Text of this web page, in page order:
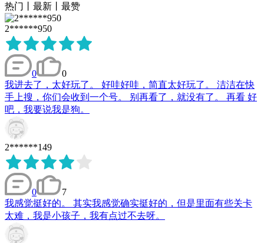
热门
最新 最赞
2******950
0
0
我进去了，太好玩了。 好哇好哇，简直太好玩了。 洁洁在快
手上搜，你们会收到一个号。 别再看了，就没有了。 再看 好
吧，我要说我是狗。
2******149
0
7
我感觉挺好的。 其实我感觉确实挺好的，但是里面有些关卡
太难，我是小孩子，我有点过不去呀。